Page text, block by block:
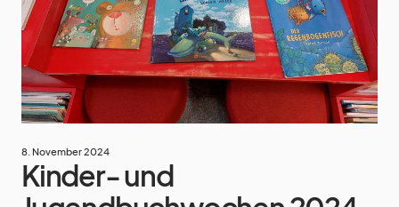
8. November 2024
Kinder- und